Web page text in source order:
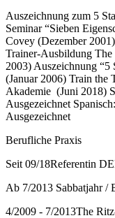
Auszeichnung zum 5
Seminar “Sieben
Covey (Dezember
Trainer-Ausbildung
2003) Auszeichnung “5
(Januar 2006) Train the
Akademie (Juni 2018)
Ausgezeichnet
Ausgezeichnet
Berufliche Praxis
Seit 09/18Referentin
Ab 7/2013 Sabbatjahr /
4/2009 - 7/2013The